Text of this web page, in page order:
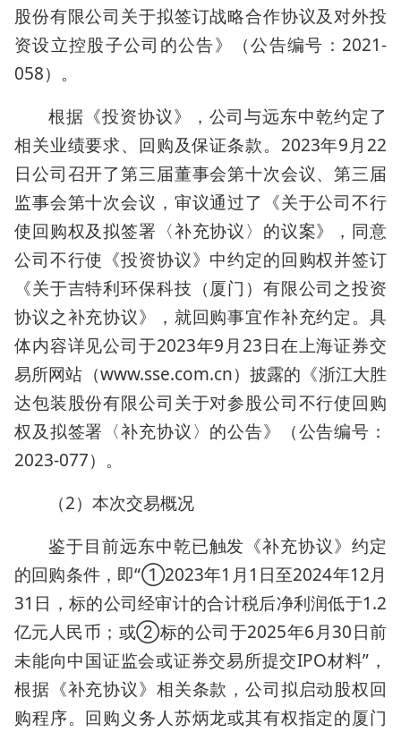
股份有限公司关于拟签订战略合作协议及对外投
资设立控股子公司的公告》（公告编号：2021-
058）。
根据《投资协议》，公司与远东中乾约定了
相关业绩要求、回购及保证条款。2023年9月22
日公司召开了第三届董事会第十次会议、第三届
监事会第十次会议，审议通过了《关于公司不行
使回购权及拟签署〈补充协议〉的议案》，同意
公司不行使《投资协议》中约定的回购权并签订
《关于吉特利环保科技（厦门）有限公司之投资
协议之补充协议》，就回购事宜作补充约定。具
体内容详见公司于2023年9月23日在上海证券交
易所网站（www.sse.com.cn）披露的《浙江大胜
达包装股份有限公司关于对参股公司不行使回购
权及拟签署〈补充协议〉的公告》（公告编号：
2023-077）。
（2）本次交易概况
鉴于目前远东中乾已触发《补充协议》约定
的回购条件，即“①2023年1月1日至2024年12月
31日，标的公司经审计的合计税后净利润低于1.2
亿元人民币；或②标的公司于2025年6月30日前
未能向中国证监会或证券交易所提交IPO材料”，
根据《补充协议》相关条款，公司拟启动股权回
购程序。回购义务人苏炳龙或其有权指定的厦门